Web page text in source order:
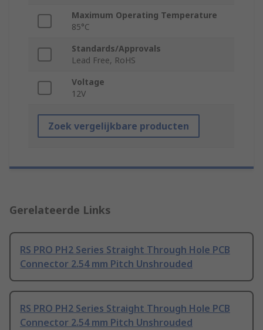
Maximum Operating Temperature
85°C
Standards/Approvals
Lead Free, RoHS
Voltage
12V
Zoek vergelijkbare producten
Gerelateerde Links
RS PRO PH2 Series Straight Through Hole PCB
Connector 2.54 mm Pitch Unshrouded
RS PRO PH2 Series Straight Through Hole PCB
Connector 2.54 mm Pitch Unshrouded